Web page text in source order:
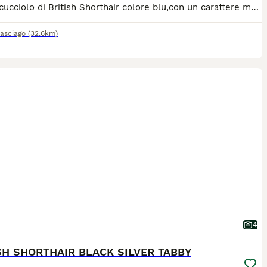
Ultimo cucciolo di British Shorthair colore blu,con un carattere molto affettuoso e dolce. Nato 10/12/2025 Completamente pronto per cambiare la casa (vaccini, microchip, sverminazione) Più info tramite whatsapp 393493636530
(32.6km)
4
SHORTHAIR BLACK SILVER TABBY